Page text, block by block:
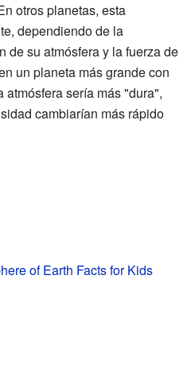
otros planetas, esta
dependiendo de la
de su atmósfera y la fuerza de
un planeta más grande con
atmósfera sería más "dura",
cambiarían más rápido
of Earth Facts for Kids